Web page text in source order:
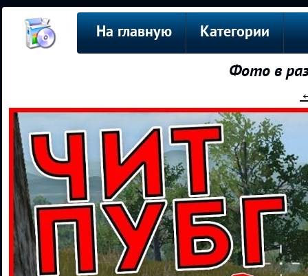
На главную Категории
Фото в